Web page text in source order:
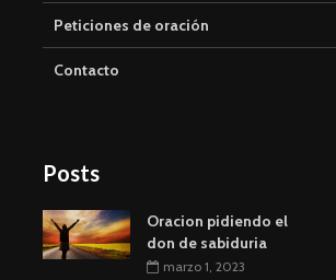
Peticiones de oración
Contacto
Posts
Oracion pidiendo el
don de sabiduria
marzo 1, 2023